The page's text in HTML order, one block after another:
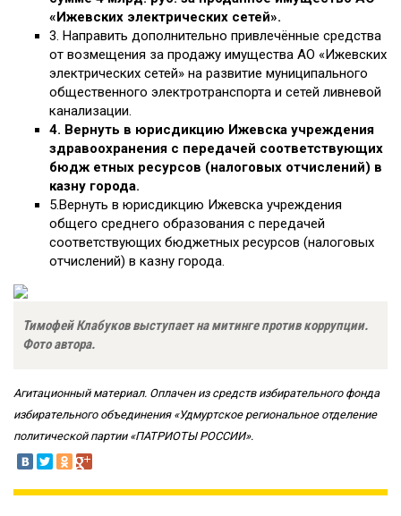
«Ижевских электрических сетей».
3. Направить дополнительно привлечённые средства
от возмещения за продажу имущества АО «Ижевских
электрических сетей» на развитие муниципального
общественного электротранспорта и сетей ливневой
канализации.
4. Вернуть в юрисдикцию Ижевска учреждения
здравоохранения с передачей соответствующих
бюдж етных ресурсов (налоговых отчислений) в
казну города.
5.Вернуть в юрисдикцию Ижевска учреждения
общего среднего образования с передачей
соответствующих бюджетных ресурсов (налоговых
отчислений) в казну города.
Тимофей Клабуков выступает на митинге против коррупции.
Фото автора.
Агитационный материал. Оплачен из средств избирательного фонда
избирательного объединения «Удмуртское региональное отделение
политической партии «ПАТРИОТЫ РОССИИ».